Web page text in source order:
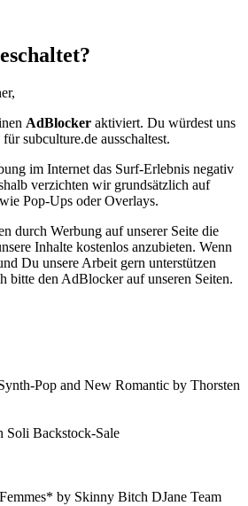
AdBlocker aktiviert. Du würdest uns
subculture.de ausschaltest.
im Internet das Surf-Erlebnis negativ
verzichten wir grundsätzlich auf
Pop-Ups oder Overlays.
durch Werbung auf unserer Seite die
Inhalte kostenlos anzubieten. Wenn
Du unsere Arbeit gern unterstützen
bitte den AdBlocker auf unseren Seiten.
Pop and New Romantic by Thorsten
Soli Backstock-Sale
by Skinny Bitch DJane Team